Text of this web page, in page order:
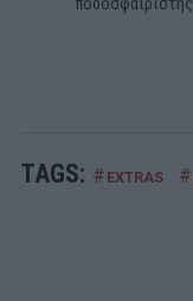
ποδοσφαιριστής
TAGS: # EXTRAS #